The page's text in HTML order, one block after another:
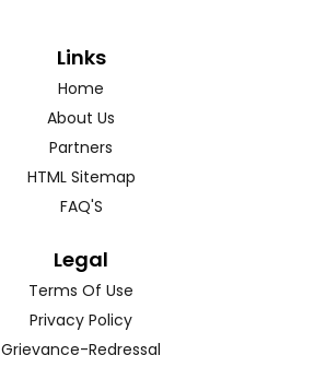
Links
Home
About Us
Partners
HTML Sitemap
FAQ'S
Legal
Terms Of Use
Privacy Policy
Grievance-Redressal